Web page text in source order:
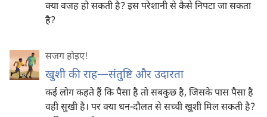
क्या वजह हो सकती है? इस परेशानी से कैसे निपटा जा सकता
है?
सजग होइए‍!
खुशी की राह​—संतुष्टि और उदारता
कई लोग कहते हैं कि पैसा है तो सबकुछ है, जिसके पास पैसा है
वही सुखी है। पर क्या धन-दौलत से सच्ची खुशी मिल सकती है?